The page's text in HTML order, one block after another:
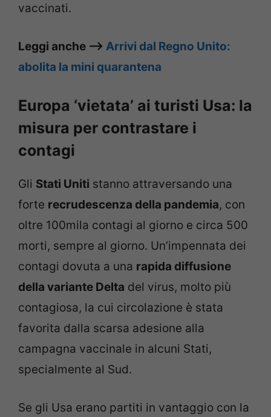
vaccinati.
Leggi anche –> Arrivi dal Regno Unito:
abolita la mini quarantena
Europa ‘vietata’ ai turisti Usa: la
misura per contrastare i
contagi
Gli Stati Uniti stanno attraversando una
forte recrudescenza della pandemia, con
oltre 100mila contagi al giorno e circa 500
morti, sempre al giorno. Un’impennata dei
contagi dovuta a una rapida diffusione
della variante Delta del virus, molto più
contagiosa, la cui circolazione è stata
favorita dalla scarsa adesione alla
campagna vaccinale in alcuni Stati,
specialmente al Sud.
Se gli Usa erano partiti in vantaggio con la